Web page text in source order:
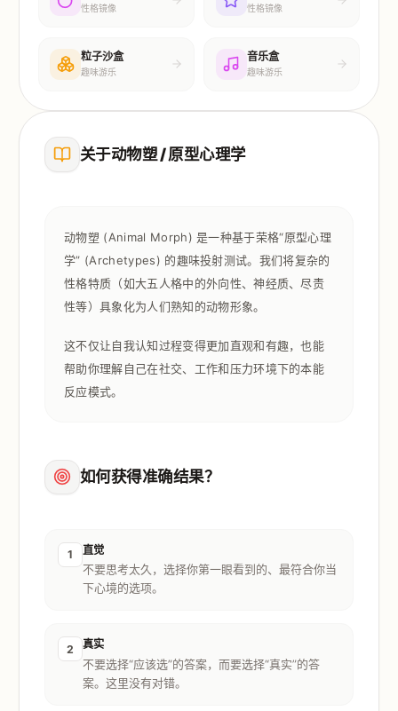
性格镜像 性格镜像
粒子沙盒
趣味游乐
音乐盒
趣味游乐
关于动物塑 / 原型心理学
动物塑 (Animal Morph) 是一种基于荣格“原型心理
学” (Archetypes) 的趣味投射测试。我们将复杂的
性格特质（如大五人格中的外向性、神经质、尽责
性等）具象化为人们熟知的动物形象。
这不仅让自我认知过程变得更加直观和有趣，也能
帮助你理解自己在社交、工作和压力环境下的本能
反应模式。
如何获得准确结果？
1 直觉
不要思考太久，选择你第一眼看到的、最符合你当
下心境的选项。
2 真实
不要选择“应该选”的答案，而要选择“真实”的答
案。这里没有对错。